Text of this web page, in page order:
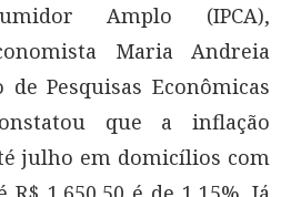
Amplo (IPCA),
Maria Andreia
Pesquisas Econômicas
que a inflação
julho em domicílios com